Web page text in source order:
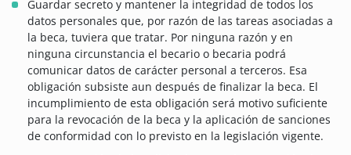
Guardar secreto y mantener la integridad de todos los
datos personales que, por razón de las tareas asociadas a
la beca, tuviera que tratar. Por ninguna razón y en
ninguna circunstancia el becario o becaria podrá
comunicar datos de carácter personal a terceros. Esa
obligación subsiste aun después de finalizar la beca. El
incumplimiento de esta obligación será motivo suficiente
para la revocación de la beca y la aplicación de sanciones
de conformidad con lo previsto en la legislación vigente.